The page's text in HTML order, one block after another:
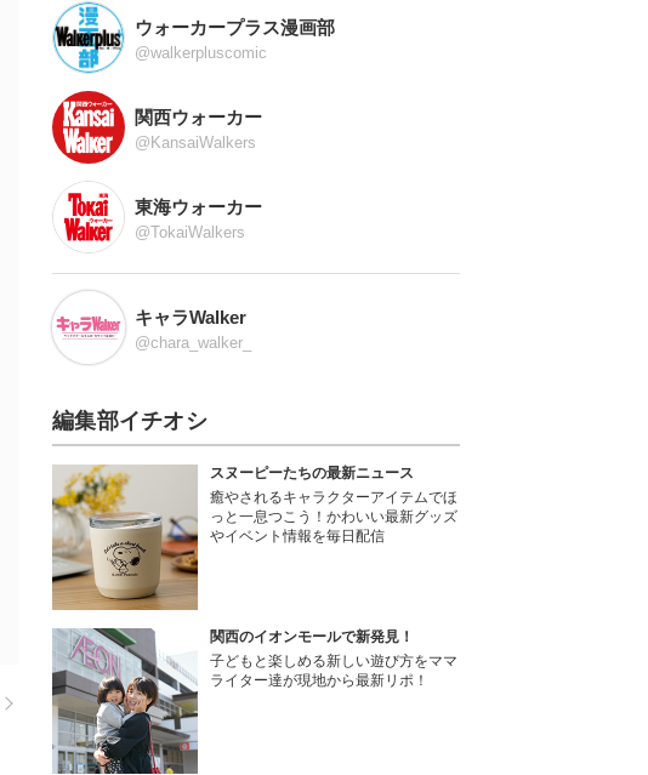
ウォーカープラス漫画部
@walkerpluscomic
関西ウォーカー
@KansaiWalkers
東海ウォーカー
@TokaiWalkers
キャラWalker
@chara_walker_
編集部イチオシ
スヌーピーたちの最新ニュース
癒やされるキャラクターアイテムでほ
っと一息つこう！かわいい最新グッズ
やイベント情報を毎日配信
関西のイオンモールで新発見！
子どもと楽しめる新しい遊び方をママ
ライター達が現地から最新リポ！